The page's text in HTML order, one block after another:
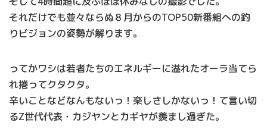
それだけでも並々ならぬ８月からのTOP50新番組への釣
りビジョンの姿勢が解ります。
ってかワシは若者たちのエネルギーに溢れたオーラ当てら
れ捲ってクタクタ。
辛いことなどなんもないっ！楽しさしかないっ！て言い切
るZ世代代表・カジヤンとカギヤが羨まし過ぎた。